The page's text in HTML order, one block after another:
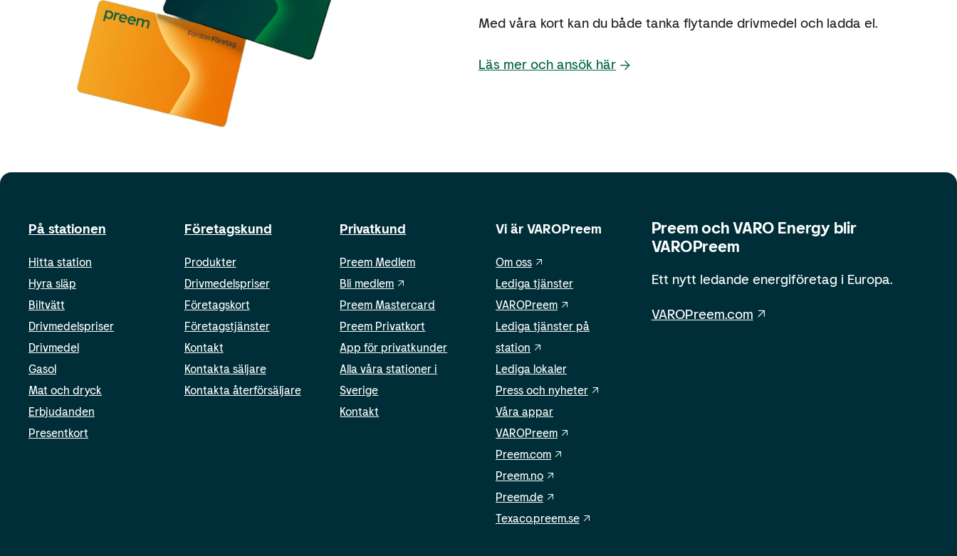
Med våra kort kan du både tanka flytande drivmedel och ladda el.
Läs mer och ansök här
På stationen
Hitta station
Hyra släp
Biltvätt
Drivmedelspriser
Drivmedel
Gasol
Mat och dryck
Erbjudanden
Presentkort
Företagskund
Produkter
Drivmedelspriser
Företagskort
Företagstjänster
Kontakt
Kontakta säljare
Kontakta återförsäljare
Privatkund
Preem Medlem
Bli medlem
Preem Mastercard
Preem Privatkort
App för privatkunder
Alla våra stationer i
Sverige
Kontakt
Vi är VAROPreem
Om oss
Lediga tjänster
VAROPreem
Lediga tjänster på
station
Lediga lokaler
Press och nyheter
Våra appar
VAROPreem
Preem.com
Preem.no
Preem.de
Texaco.preem.se
Preem och VARO Energy blir
VAROPreem
Ett nytt ledande energiföretag i Europa.
VAROPreem.com